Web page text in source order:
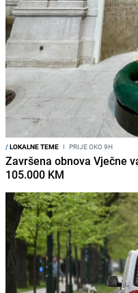
/LOKALNE TEME I PRIJE OKO 9H
Završena obnova Vječne
105.000 KM